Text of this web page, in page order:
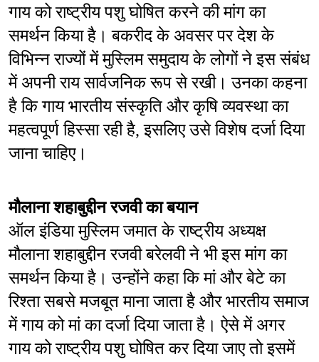
गाय को राष्ट्रीय पशु घोषित करने की मांग का
समर्थन किया है। बकरीद के अवसर पर देश के
विभिन्न राज्यों में मुस्लिम समुदाय के लोगों ने इस संबंध
में अपनी राय सार्वजनिक रूप से रखी। उनका कहना
है कि गाय भारतीय संस्कृति और कृषि व्यवस्था का
महत्वपूर्ण हिस्सा रही है, इसलिए उसे विशेष दर्जा दिया
जाना चाहिए।
मौलाना शहाबुद्दीन रजवी का बयान
ऑल इंडिया मुस्लिम जमात के राष्ट्रीय अध्यक्ष
मौलाना शहाबुद्दीन रजवी बरेलवी ने भी इस मांग का
समर्थन किया है। उन्होंने कहा कि मां और बेटे का
रिश्ता सबसे मजबूत माना जाता है और भारतीय समाज
में गाय को मां का दर्जा दिया जाता है। ऐसे में अगर
गाय को राष्ट्रीय पशु घोषित कर दिया जाए तो इसमें